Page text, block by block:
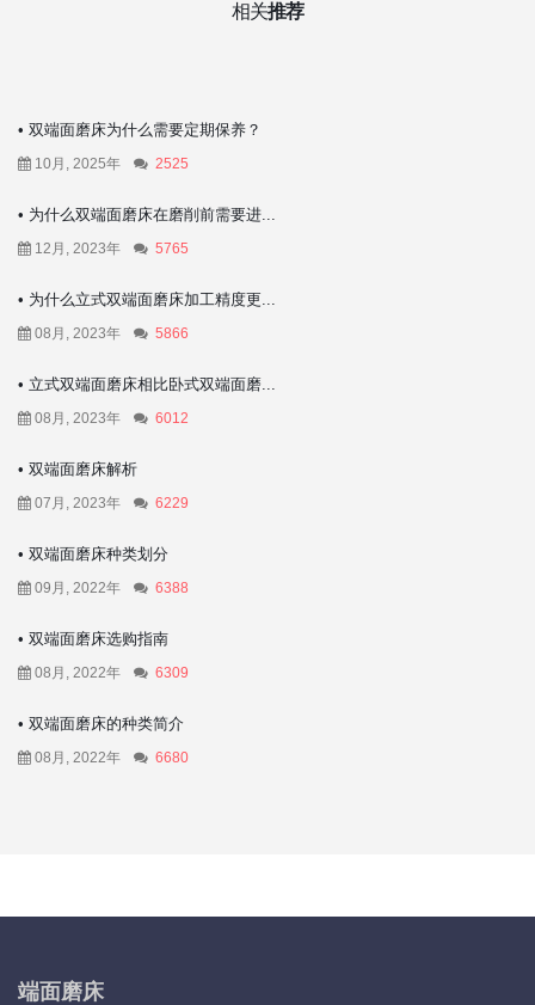
相关推荐
• 双端面磨床为什么需要定期保养？
10月, 2025年 2525
• 为什么双端面磨床在磨削前需要进...
12月, 2023年 5765
• 为什么立式双端面磨床加工精度更...
08月, 2023年 5866
• 立式双端面磨床相比卧式双端面磨...
08月, 2023年 6012
• 双端面磨床解析
07月, 2023年 6229
• 双端面磨床种类划分
09月, 2022年 6388
• 双端面磨床选购指南
08月, 2022年 6309
• 双端面磨床的种类简介
08月, 2022年 6680
端面磨床